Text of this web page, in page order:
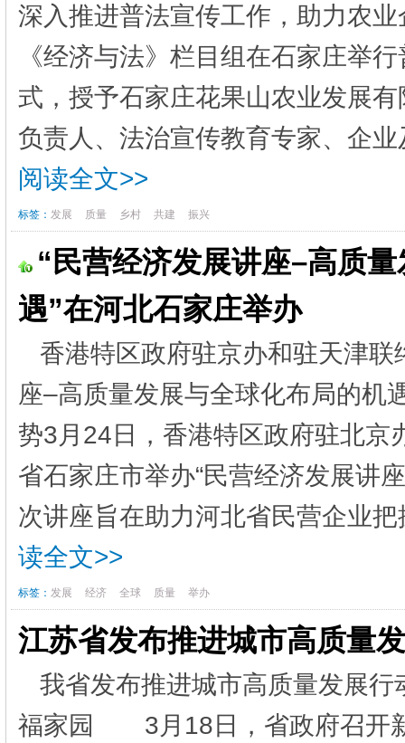
深入推进普法宣传工作，助力农
《经济与法》栏目组在石家庄举
式，授予石家庄花果山农业发展
负责人、法治宣传教育专家、企
阅读全文>>
标签： 发展 质量 乡村 共建 振兴
“民营经济发展讲座–高质
遇”在河北石家庄举办
香港特区政府驻京办和驻天津
座–高质量发展与全球化布局的机
势3月24日，香港特区政府驻北京
省石家庄市举办“民营经济发展讲
次讲座旨在助力河北省民营企业
读全文>>
标签： 发展 经济 全球 质量 举办
江苏省发布推进城市高质量
我省发布推进城市高质量发展
福家园 3月18日，省政府召开